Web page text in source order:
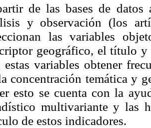
de las bases de datos
y observación (los
las variables
geográfico, el título
estas variables obtener
concentración temática y
esto se cuenta con la
multivariante y las
de estos indicadores.